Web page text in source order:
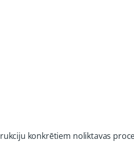
konkrētiem noliktavas